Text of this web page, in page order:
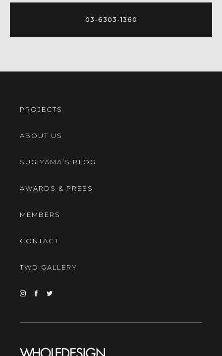
03-6303-1360
PROJECTS
ABOUT US
SUGIYAMA’S BLOG
AWARDS & PRESS
MEMBERS
CONTACT
TWD GALLERY